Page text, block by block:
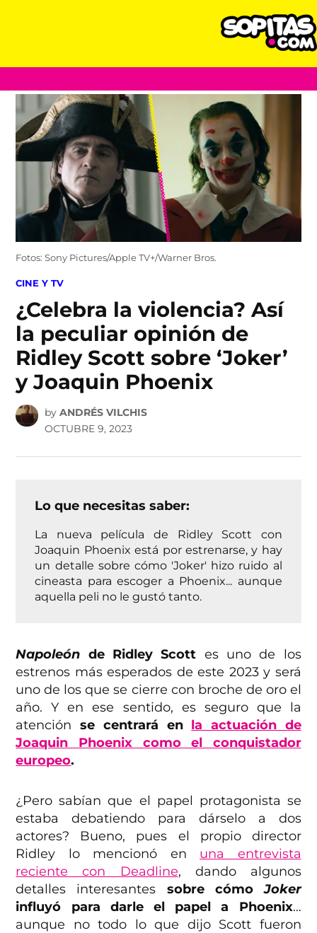
Skip
to
content
Fotos: Sony Pictures/Apple TV+/Warner Bros.
POSTED
CINE Y TV
¿Celebra la violencia? Así
la peculiar opinión de
Ridley Scott sobre ‘Joker’
y Joaquin Phoenix
by ANDRÉS VILCHIS
OCTUBRE 9, 2023
Lo que necesitas saber:
La nueva película de Ridley Scott con
Joaquin Phoenix está por estrenarse, y hay
un detalle sobre cómo 'Joker' hizo ruido al
cineasta para escoger a Phoenix... aunque
aquella peli no le gustó tanto.
Napoleón de Ridley Scott es uno de los
estrenos más esperados de este 2023 y será
uno de los que se cierre con broche de oro el
año. Y en ese sentido, es seguro que la
atención se centrará en la actuación de
Joaquin Phoenix como el conquistador
europeo.
¿Pero sabían que el papel protagonista se
estaba debatiendo para dárselo a dos
actores? Bueno, pues el propio director
Ridley lo mencionó en una entrevista
reciente con Deadline, dando algunos
detalles interesantes sobre cómoJoker
influyó para darle el papel a Phoenix…
aunque no todo lo que dijo Scott fueron